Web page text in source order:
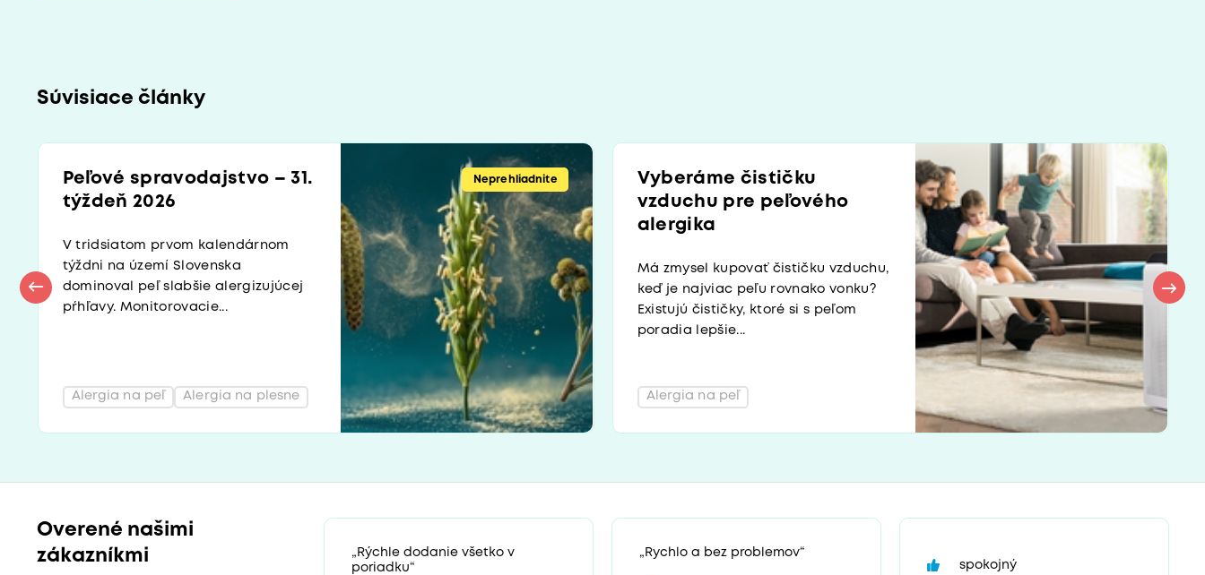
Súvisiace články
Peľové spravodajstvo – 31.
týždeň 2026
V tridsiatom prvom kalendárnom
týždni na území Slovenska
dominoval peľ slabšie alergizujúcej
pŕhľavy. Monitorovacie...
Alergia na peľ Alergia na plesne
Neprehliadnite
Vyberáme čističku
vzduchu pre peľového
alergika
Má zmysel kupovať čističku vzduchu,
keď je najviac peľu rovnako vonku?
Existujú čističky, ktoré si s peľom
poradia lepšie...
Alergia na peľ
Overené našimi
zákazníkmi
„Rýchle dodanie všetko v
poriadku“
„Rychlo a bez problemov“
spokojný